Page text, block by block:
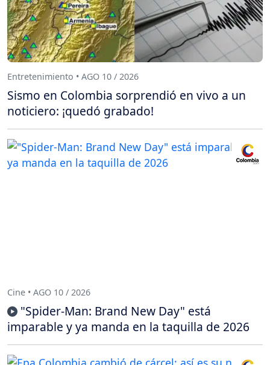
Entretenimiento • AGO 10 / 2026
Sismo en Colombia sorprendió en vivo a un
noticiero: ¡quedó grabado!
Cine • AGO 10 / 2026
"Spider-Man: Brand New Day" está
imparable y ya manda en la taquilla de 2026